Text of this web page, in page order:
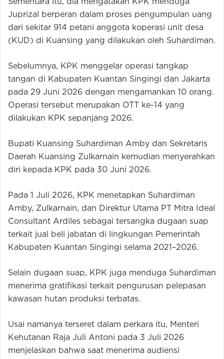
Sementara itu, dia mengatakan KPK menduga
Juprizal berperan dalam proses pengumpulan uang
dari sekitar 914 petani anggota koperasi unit desa
(KUD) di Kuansing yang dilakukan oleh Suhardiman.
Sebelumnya, KPK menggelar operasi tangkap
tangan di Kabupaten Kuantan Singingi dan Jakarta
pada 29 Juni 2026 dengan mengamankan 10 orang.
Operasi tersebut merupakan OTT ke-14 yang
dilakukan KPK sepanjang 2026.
Bupati Kuansing Suhardiman Amby dan Sekretaris
Daerah Kuansing Zulkarnain kemudian menyerahkan
diri kepada KPK pada 30 Juni 2026.
Pada 1 Juli 2026, KPK menetapkan Suhardiman
Amby, Zulkarnain, dan Direktur Utama PT Mitra Ideal
Consultant Ardiles sebagai tersangka dugaan suap
terkait jual beli jabatan di lingkungan Pemerintah
Kabupaten Kuantan Singingi selama 2021–2026.
Selain dugaan suap, KPK juga menduga Suhardiman
menerima gratifikasi terkait pengurusan pelepasan
kawasan hutan produksi terbatas.
Usai namanya terseret dalam perkara itu, Menteri
Kehutanan Raja Juli Antoni pada 3 Juli 2026
menjelaskan bahwa saat menerima audiensi